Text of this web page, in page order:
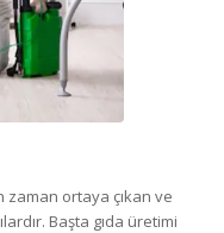
zaman ortaya çıkan ve
Başta gıda üretimi